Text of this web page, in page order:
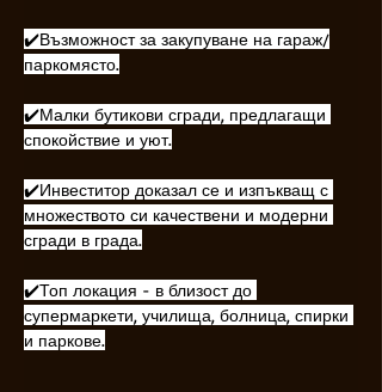
✔️Възможност за закупуване на гараж/
паркомясто.
✔️Малки бутикови сгради, предлагащи
спокойствие и уют.
✔️Инвеститор доказал се и изпъкващ с
множеството си качествени и модерни
сгради в града.
✔️Топ локация - в близост до
супермаркети, училища, болница, спирки
и паркове.